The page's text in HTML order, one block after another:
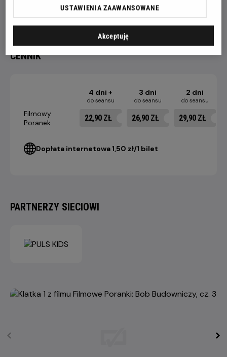
Więcej aktualności, konkursów i relacji fotograficznych
dostępnych jest na profilu FB Helios Dla Dzieci.
CENNIK
4 dni +
do seansu
3 dni
do seansu
2 dni
do seansu
Filmowy
Poranek
22,90 ZŁ 26,90 ZŁ 29,90 ZŁ
Dopłata internetowa 1,50 zł/1 bilet
PARTNERZY SIECIOWI
USTAWIENIA ZAAWANSOWANE
Akceptuję